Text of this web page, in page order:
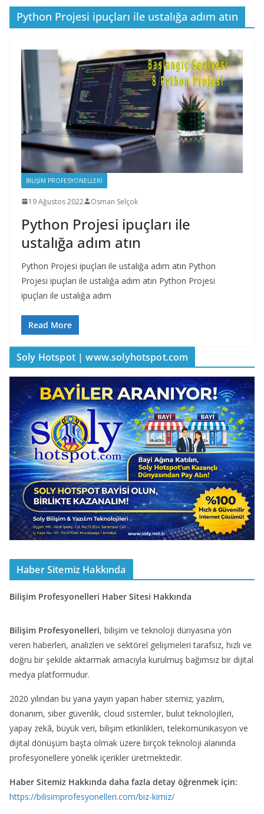
Python Projesi ipuçları ile ustalığa adım atın
BILIŞIM PROFESYONELLERI
19 Ağustos 2022 Osman Selçok
Python Projesi ipuçları ile
ustalığa adım atın
Python Projesi ipuçları ile ustalığa adım atın Python
Projesi ipuçları ile ustalığa adım atın Python Projesi
ipuçları ile ustalığa adım
Read More
Soly Hotspot | www.solyhotspot.com
Haber Sitemiz Hakkında
Bilişim Profesyonelleri Haber Sitesi Hakkında
Bilişim Profesyonelleri, bilişim ve teknoloji dünyasına yön
veren haberleri, analizleri ve sektörel gelişmeleri tarafsız, hızlı ve
doğru bir şekilde aktarmak amacıyla kurulmuş bağımsız bir dijital
medya platformudur.
2020 yılından bu yana yayın yapan haber sitemiz; yazılım,
donanım, siber güvenlik, cloud sistemler, bulut teknolojileri,
yapay zekâ, büyük veri, bilişim etkinlikleri, telekomünikasyon ve
dijital dönüşüm başta olmak üzere birçok teknoloji alanında
profesyonellere yönelik içerikler üretmektedir.
Haber Sitemiz Hakkında daha fazla detay öğrenmek için:
https://bilisimprofesyonelleri.com/biz-kimiz/